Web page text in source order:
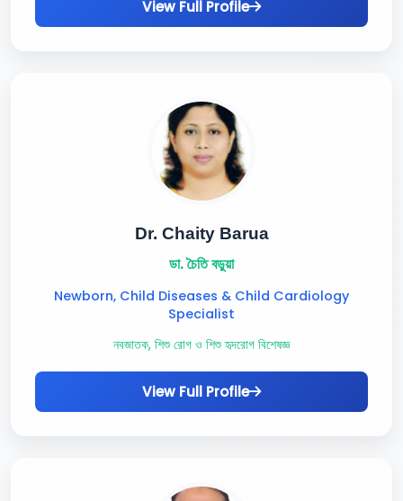
View Full Profile
Dr. Chaity Barua
ডা. চৈতি বড়ুয়া
Newborn, Child Diseases & Child Cardiology
Specialist
নবজাতক, শিশু রোগ ও শিশু হৃদরোগ বিশেষজ্ঞ
View Full Profile